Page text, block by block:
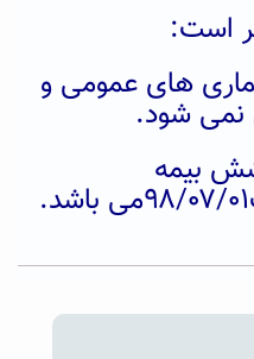
است:
های عمومی و
نمی شود.
بیمه